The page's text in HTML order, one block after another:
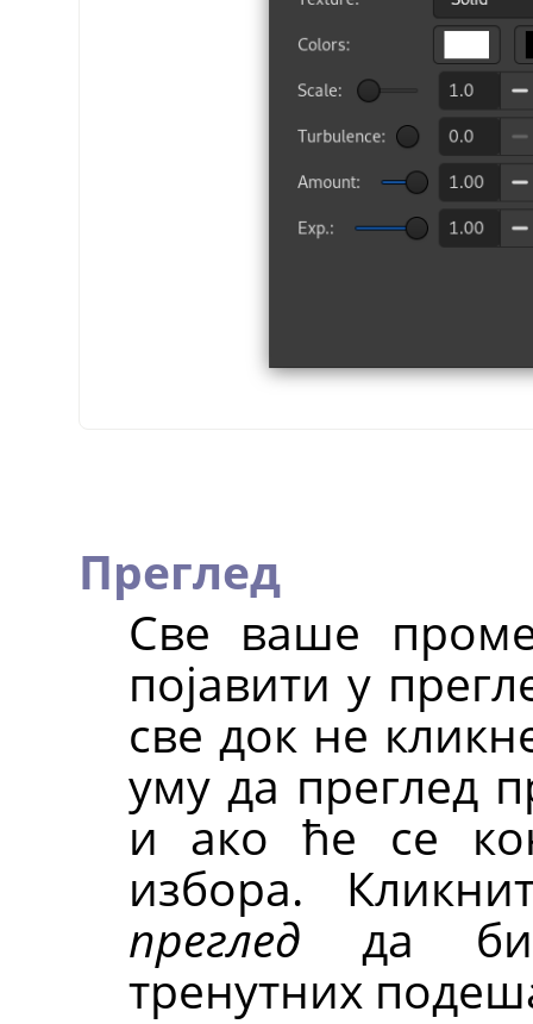
Преглед
Све ваше
појавити у
све док не
уму да преглед
и ако ће се
избора.
преглед да
тренутних